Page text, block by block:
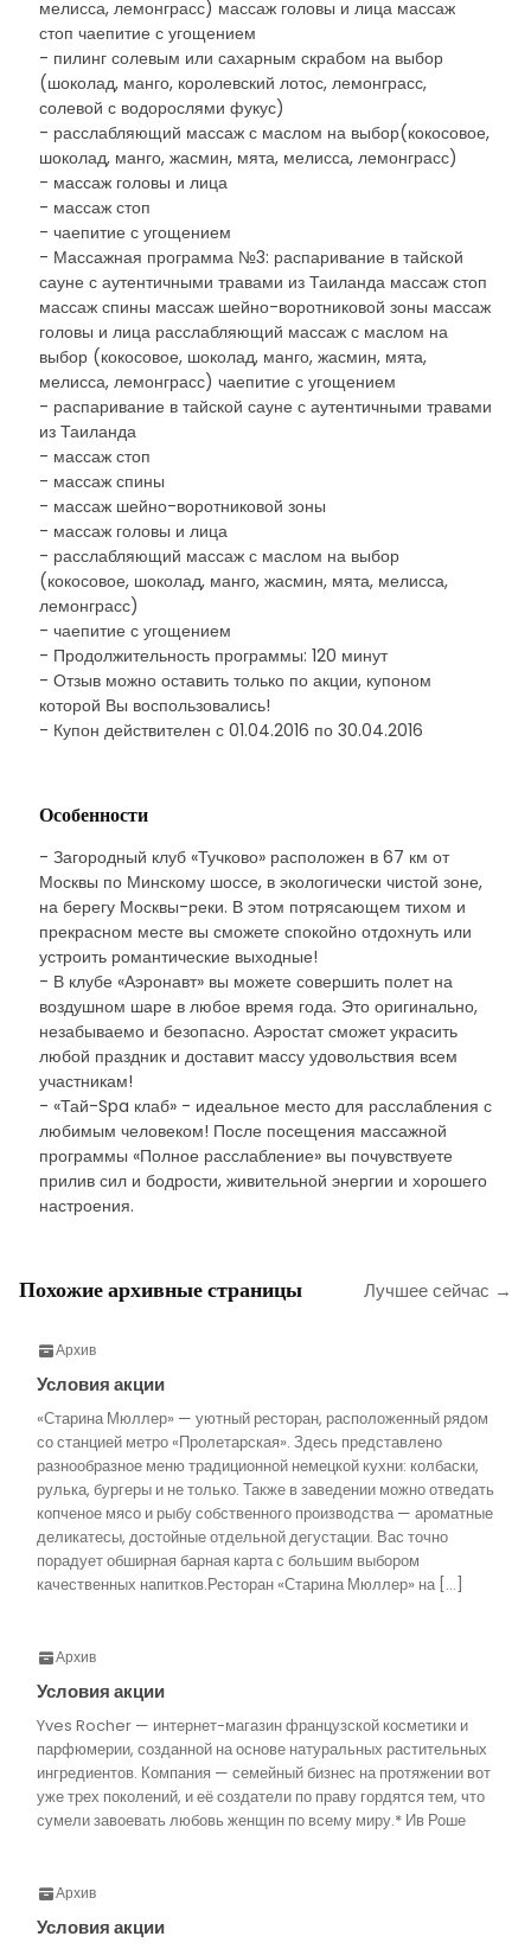
мелисса, лемонграсс) массаж головы и лица массаж
стоп чаепитие с угощением
- пилинг солевым или сахарным скрабом на выбор
(шоколад, манго, королевский лотос, лемонграсс,
солевой с водорослями фукус)
- расслабляющий массаж с маслом на выбор(кокосовое,
шоколад, манго, жасмин, мята, мелисса, лемонграсс)
- массаж головы и лица
- массаж стоп
- чаепитие с угощением
- Массажная программа №3: распаривание в тайской
сауне с аутентичными травами из Таиланда массаж стоп
массаж спины массаж шейно-воротниковой зоны массаж
головы и лица расслабляющий массаж с маслом на
выбор (кокосовое, шоколад, манго, жасмин, мята,
мелисса, лемонграсс) чаепитие с угощением
- распаривание в тайской сауне с аутентичными травами
из Таиланда
- массаж стоп
- массаж спины
- массаж шейно-воротниковой зоны
- массаж головы и лица
- расслабляющий массаж с маслом на выбор
(кокосовое, шоколад, манго, жасмин, мята, мелисса,
лемонграсс)
- чаепитие с угощением
- Продолжительность программы: 120 минут
- Отзыв можно оставить только по акции, купоном
которой Вы воспользовались!
- Купон действителен с 01.04.2016 по 30.04.2016
Особенности
- Загородный клуб «Тучково» расположен в 67 км от
Москвы по Минскому шоссе, в экологически чистой зоне,
на берегу Москвы-реки. В этом потрясающем тихом и
прекрасном месте вы сможете спокойно отдохнуть или
устроить романтические выходные!
- В клубе «Аэронавт» вы можете совершить полет на
воздушном шаре в любое время года. Это оригинально,
незабываемо и безопасно. Аэростат сможет украсить
любой праздник и доставит массу удовольствия всем
участникам!
- «Тай-Spa клаб» - идеальное место для расслабления с
любимым человеком! После посещения массажной
программы «Полное расслабление» вы почувствуете
прилив сил и бодрости, живительной энергии и хорошего
настроения.
Похожие архивные страницы Лучшее сейчас →
Архив
Условия акции
«Старина Мюллер» — уютный ресторан, расположенный рядом
со станцией метро «Пролетарская». Здесь представлено
разнообразное меню традиционной немецкой кухни: колбаски,
рулька, бургеры и не только. Также в заведении можно отведать
копченое мясо и рыбу собственного производства — ароматные
деликатесы, достойные отдельной дегустации. Вас точно
порадует обширная барная карта с большим выбором
качественных напитков.Ресторан «Старина Мюллер» на […]
Архив
Условия акции
Yves Rocher — интернет-магазин французской косметики и
парфюмерии, созданной на основе натуральных растительных
ингредиентов. Компания — семейный бизнес на протяжении вот
уже трех поколений, и её создатели по праву гордятся тем, что
сумели завоевать любовь женщин по всему миру.* Ив Роше
Архив
Условия акции